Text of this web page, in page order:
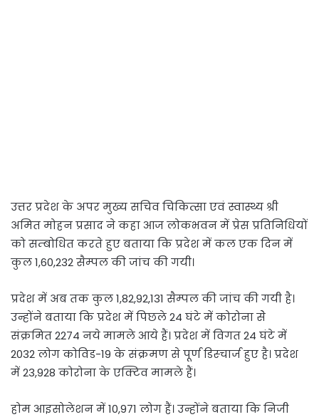
उत्तर प्रदेश के अपर मुख्य सचिव चिकित्सा एवं स्वास्थ्य श्री
अमित मोहन प्रसाद ने कहा आज लोकभवन में प्रेस प्रतिनिधियों
को सम्बोधित करते हुए बताया कि प्रदेश में कल एक दिन में
कुल 1,60,232 सैम्पल की जांच की गयी।
प्रदेश में अब तक कुल 1,82,92,131 सैम्पल की जांच की गयी है।
उन्होंने बताया कि प्रदेश में पिछले 24 घंटे में कोरोना सेे
संक्रमित 2274 नये मामले आये हैं। प्रदेश में विगत 24 घंटे में
2032 लोग कोविड-19 के संक्रमण से पूर्ण डिस्चार्ज हुए है। प्रदेश
में 23,928 कोरोना के एक्टिव मामले हैं।
होम आइसोलेशन में 10,971 लोग हैं। उन्होंने बताया कि निजी